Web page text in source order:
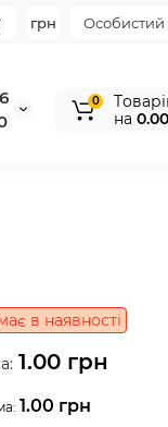
Особистий
грн
0
на
в наявності
1.00 грн
1.00 грн